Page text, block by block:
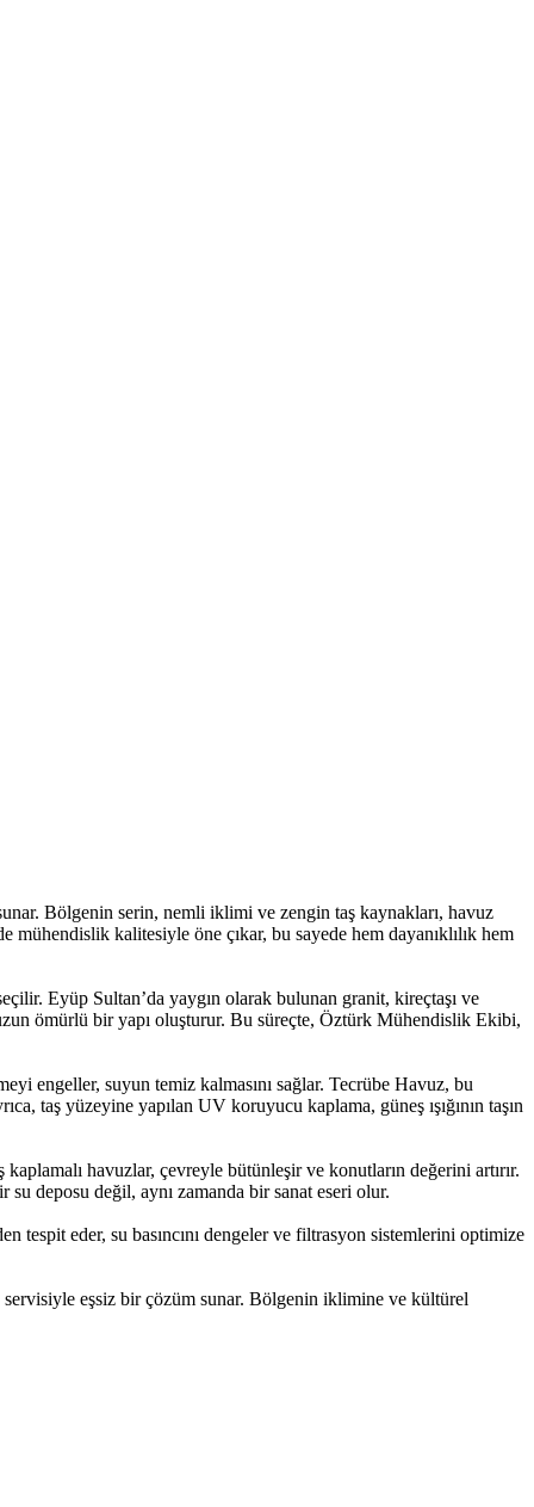
Bölgenin serin, nemli iklimi ve zengin taş kaynakları, havuz
kalitesiyle öne çıkar, bu sayede hem dayanıklılık hem
Eyüp Sultan’da yaygın olarak bulunan granit, kireçtaşı ve
ömürlü bir yapı oluşturur. Bu süreçte, Öztürk Mühendislik Ekibi,
engeller, suyun temiz kalmasını sağlar. Tecrübe Havuz, bu
taş yüzeyine yapılan UV koruyucu kaplama, güneş ışığının taşın
havuzlar, çevreyle bütünleşir ve konutların değerini artırır.
deposu değil, aynı zamanda bir sanat eseri olur.
tespit eder, su basıncını dengeler ve filtrasyon sistemlerini optimize
servisiyle eşsiz bir çözüm sunar. Bölgenin iklimine ve kültürel